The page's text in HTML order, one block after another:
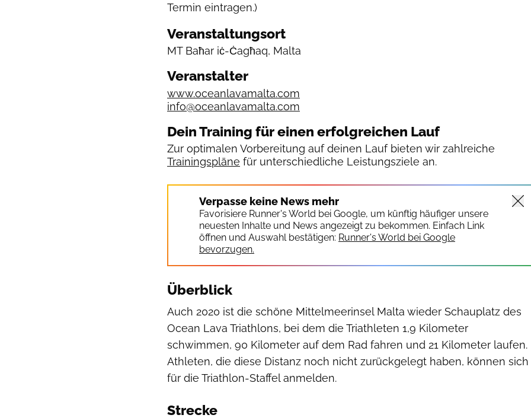
Termin eintragen.)
Veranstaltungsort
MT Baħar iċ-Ċagħaq, Malta
Veranstalter
www.oceanlavamalta.com
info@oceanlavamalta.com
Dein Training für einen erfolgreichen Lauf
Zur optimalen Vorbereitung auf deinen Lauf bieten wir zahlreiche
Trainingspläne für unterschiedliche Leistungsziele an.
Verpasse keine News mehr
Favorisiere Runner's World bei Google, um künftig häufiger unsere
neuesten Inhalte und News angezeigt zu bekommen. Einfach Link
öffnen und Auswahl bestätigen: Runner's World bei Google
bevorzugen.
Überblick
Auch 2020 ist die schöne Mittelmeerinsel Malta wieder Schauplatz des
Ocean Lava Triathlons, bei dem die Triathleten 1,9 Kilometer
schwimmen, 90 Kilometer auf dem Rad fahren und 21 Kilometer laufen.
Athleten, die diese Distanz noch nicht zurückgelegt haben, können sich
für die Triathlon-Staffel anmelden.
Strecke